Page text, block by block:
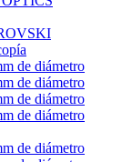
de diámetro
de diámetro
de diámetro
de diámetro
de diámetro